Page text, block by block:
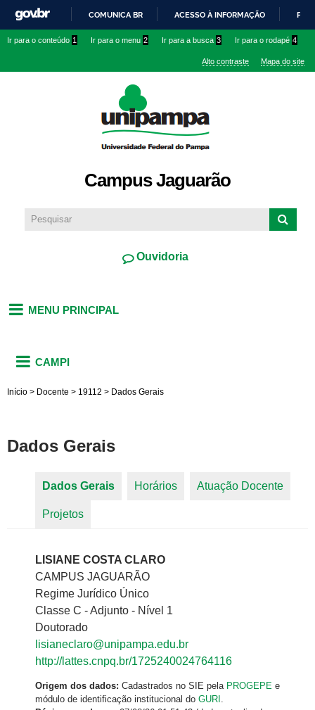
conteúdo
IR
O
COMUNICA BR ACESSO À INFORMAÇÃO
Ir para o conteúdo 1 Ir para o menu 2 Ir para a busca 3 Ir para o rodapé 4
Alto contraste Mapa do site
Campus Jaguarão
Ouvidoria
MENU PRINCIPAL
CAMPI
Início > Docente > 19112 > Dados Gerais
Dados Gerais
Dados Gerais (aba ativa)
Horários Atuação Docente
Projetos
LISIANE COSTA CLARO
CAMPUS JAGUARÃO
Regime Jurídico Único
Classe C - Adjunto - Nível 1
Doutorado
lisianeclaro@unipampa.edu.br
http://lattes.cnpq.br/1725240024764116
Origem dos dados: Cadastrados no SIE pela PROGEPE e
módulo de identificação institucional do GURI .